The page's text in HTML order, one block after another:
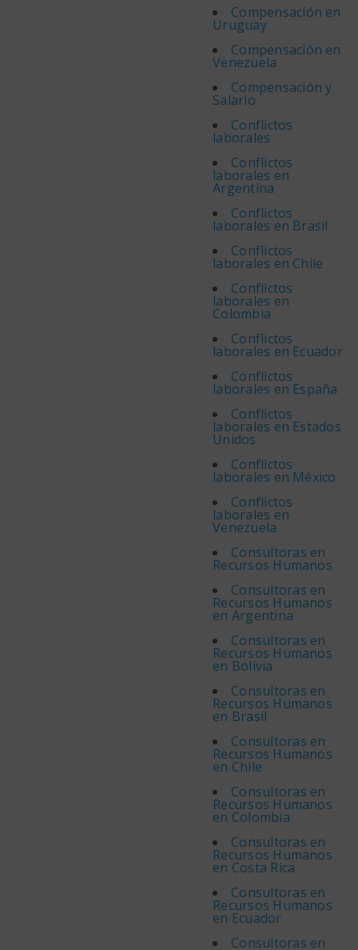
Compensación en
Uruguay
Compensación en
Venezuela
Compensación y
Salario
Conflictos
laborales
Conflictos
laborales en
Argentina
Conflictos
laborales en Brasil
Conflictos
laborales en Chile
Conflictos
laborales en
Colombia
Conflictos
laborales en Ecuador
Conflictos
laborales en España
Conflictos
laborales en Estados
Unidos
Conflictos
laborales en México
Conflictos
laborales en
Venezuela
Consultoras en
Recursos Humanos
Consultoras en
Recursos Humanos
en Argentina
Consultoras en
Recursos Humanos
en Bolivia
Consultoras en
Recursos Humanos
en Brasil
Consultoras en
Recursos Humanos
en Chile
Consultoras en
Recursos Humanos
en Colombia
Consultoras en
Recursos Humanos
en Costa Rica
Consultoras en
Recursos Humanos
en Ecuador
Consultoras en